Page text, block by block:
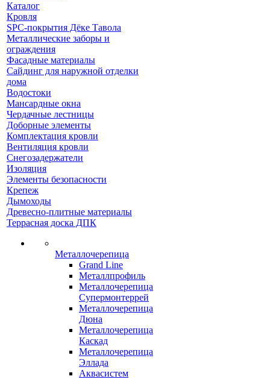
Каталог
Кровля
SPC-покрытия Дёке Тавола
Металлические заборы и
ограждения
Фасадные материалы
Сайдинг для наружной отделки
дома
Водостоки
Мансардные окна
Чердачные лестницы
Доборные элементы
Комплектация кровли
Вентиляция кровли
Снегозадержатели
Изоляция
Элементы безопасности
Крепеж
Дымоходы
Древесно-плитные материалы
Террасная доска ДПК
Металлочерепица
Grand Line
Металлпрофиль
Металлочерепица
Супермонтеррей
Металлочерепица
Дюна
Металлочерепица
Каскад
Металлочерепица
Эллада
Аквасистем